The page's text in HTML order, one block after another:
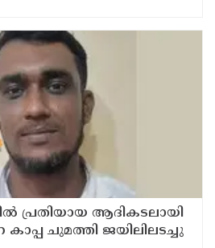
പ്രതിയായ ആദികടലായി
കാപ്പ ചുമത്തി ജയിലിലടച്ചു